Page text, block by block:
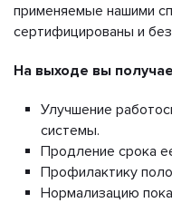
применяемые нашими
сертифицированы и
На выходе вы
Улучшение
системы.
Продление срока
Профилактику
Нормализацию